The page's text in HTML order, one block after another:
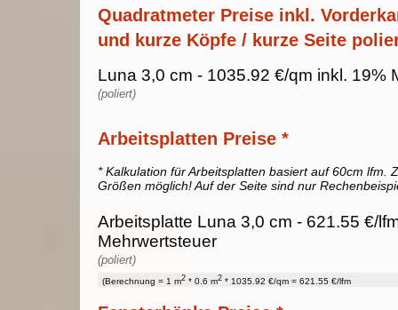
Quadratmeter Preise inkl.
und kurze Köpfe / kurze Seite
Luna 3,0 cm - 1035.92 €/qm inkl. 19%
(poliert)
Arbeitsplatten Preise *
* Kalkulation für Arbeitsplatten basiert auf 60cm lfm.
Größen möglich! Auf der Seite sind nur
Arbeitsplatte Luna 3,0 cm - 621.55 €/
Mehrwertsteuer
(poliert)
(Berechnung = 1 m2 * 0.6 m2 * 1035.92 €/qm = 621.55 €/lfm